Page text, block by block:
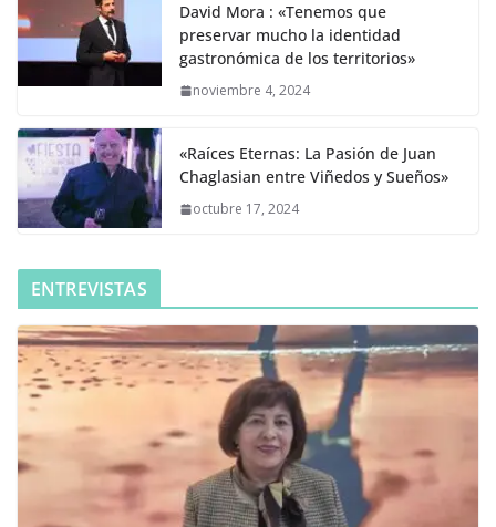
David Mora : «Tenemos que
preservar mucho la identidad
gastronómica de los territorios»
noviembre 4, 2024
«Raíces Eternas: La Pasión de Juan
Chaglasian entre Viñedos y Sueños»
octubre 17, 2024
ENTREVISTAS